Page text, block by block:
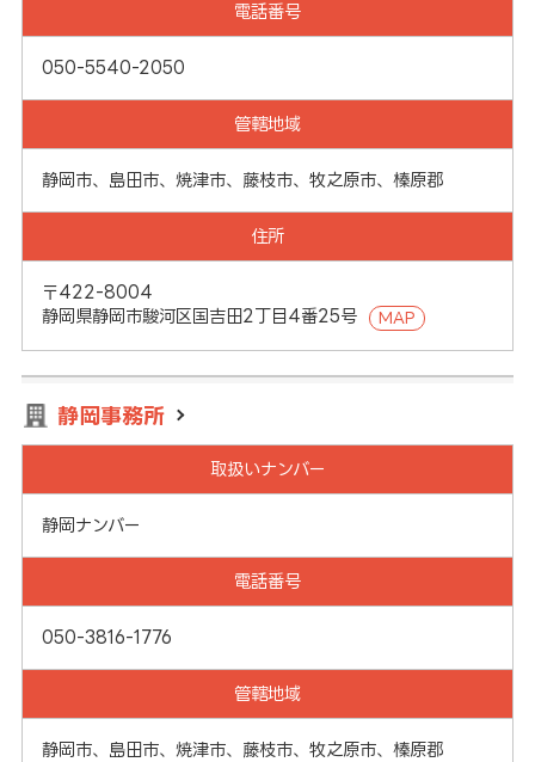
電話番号
050-5540-2050
管轄地域
静岡市、島田市、焼津市、藤枝市、牧之原市、榛原郡
住所
〒422-8004
静岡県静岡市駿河区国吉田2丁目4番25号
MAP
静岡事務所
取扱いナンバー
静岡ナンバー
電話番号
050-3816-1776
管轄地域
静岡市、島田市、焼津市、藤枝市、牧之原市、榛原郡